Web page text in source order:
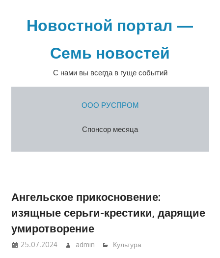
содержимомуНовостной портал —
Семь новостей
С нами вы всегда в гуще событий
ООО РУСПРОМ
Спонсор месяца
Ангельское прикосновение:
изящные серьги-крестики, дарящие
умиротворение
25.07.2024 admin Культура